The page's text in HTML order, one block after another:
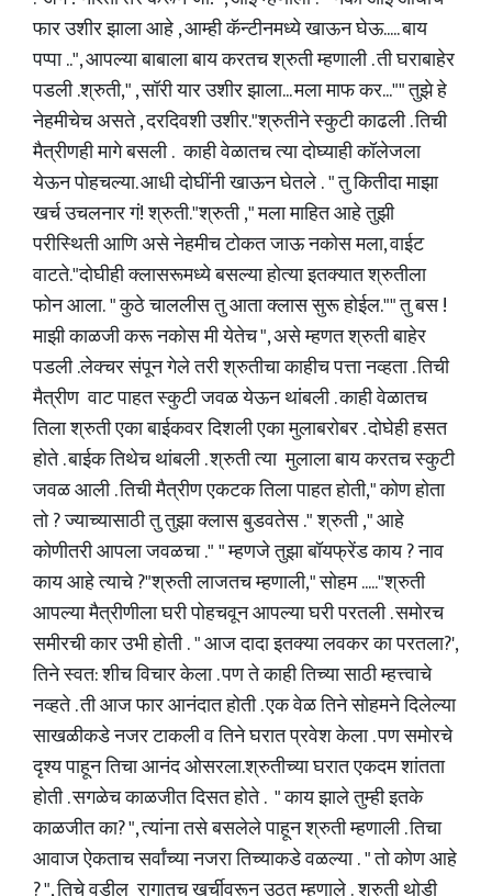
फार उशीर झाला आहे , आम्ही कॅन्टीनमध्ये खाऊन घेऊ..... बाय
पप्पा ..", आपल्या बाबाला बाय करतच श्रुती म्हणाली . ती घराबाहेर
पडली .श्रुती," , सॉरी यार उशीर झाला... मला माफ कर..."" तुझे हे
नेहमीचेच असते , दरदिवशी उशीर."श्रुतीने स्कुटी काढली . तिची
मैत्रीणही मागे बसली . काही वेळातच त्या दोघ्याही कॉलेजला
येऊन पोहचल्या. आधी दोघींनी खाऊन घेतले . " तु कितीदा माझा
खर्च उचलनार गं! श्रुती."श्रुती ," मला माहित आहे तुझी
परीस्थिती आणि असे नेहमीच टोकत जाऊ नकोस मला, वाईट
वाटते."दोघीही क्लासरूमध्ये बसल्या होत्या इतक्यात श्रुतीला
फोन आला. " कुठे चाललीस तु आता क्लास सुरू होईल."" तु बस !
माझी काळजी करू नकोस मी येतेच ", असे म्हणत श्रुती बाहेर
पडली .लेक्चर संपून गेले तरी श्रुतीचा काहीच पत्ता नव्हता . तिची
मैत्रीण वाट पाहत स्कुटी जवळ येऊन थांबली . काही वेळातच
तिला श्रुती एका बाईकवर दिशली एका मुलाबरोबर . दोघेही हसत
होते . बाईक तिथेच थांबली . श्रुती त्या मुलाला बाय करतच स्कुटी
जवळ आली . तिची मैत्रीण एकटक तिला पाहत होती," कोण होता
तो ? ज्याच्यासाठी तु तुझा क्लास बुडवतेस ." श्रुती ," आहे
कोणीतरी आपला जवळचा ." " म्हणजे तुझा बॉयफ्रेंड काय ? नाव
काय आहे त्याचे ?"श्रुती लाजतच म्हणाली," सोहम ....."श्रुती
आपल्या मैत्रीणीला घरी पोहचवून आपल्या घरी परतली . समोरच
समीरची कार उभी होती . " आज दादा इतक्या लवकर का परतला?',
तिने स्वत: शीच विचार केला . पण ते काही तिच्या साठी म्हत्त्वाचे
नव्हते . ती आज फार आनंदात होती . एक वेळ तिने सोहमने दिलेल्या
साखळीकडे नजर टाकली व तिने घरात प्रवेश केला . पण समोरचे
दृश्य पाहून तिचा आनंद ओसरला.श्रुतीच्या घरात एकदम शांतता
होती . सगळेच काळजीत दिसत होते . " काय झाले तुम्ही इतके
काळजीत का? ", त्यांना तसे बसलेले पाहून श्रुती म्हणाली . तिचा
आवाज ऐकताच सर्वांच्या नजरा तिच्याकडे वळल्या . " तो कोण आहे